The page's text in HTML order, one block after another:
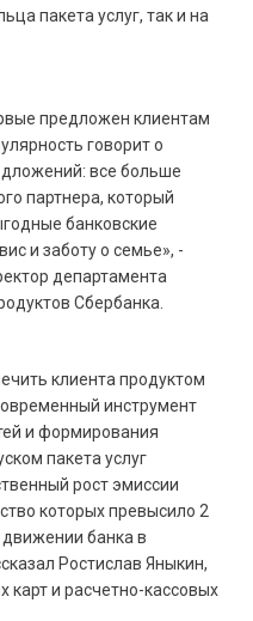
пакета услуг, так и на
предложен клиентам
говорит о
все больше
партнера, который
банковские
и заботу о семье», -
департамента
Сбербанка.
клиента продуктом
инструмент
и формирования
пакета услуг
рост эмиссии
которых превысило 2
движении банка в
Ростислав Яныкин,
карт и расчетно-кассовых